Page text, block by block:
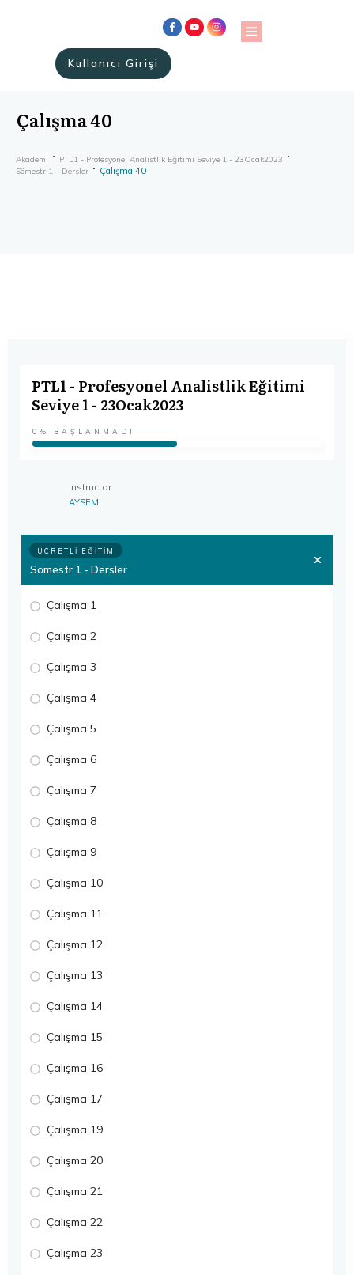
Kullanıcı Girişi
Çalışma 40
Akademi
PTL1 - Profesyonel Analistlik Eğitimi Seviye 1 - 23Ocak2023
Sömestr 1 – Dersler
Çalışma 40
PTL1 - Profesyonel Analistlik Eğitimi
Seviye 1 - 23Ocak2023
0% BAŞLANMADI
Instructor
AYSEM
ÜCRETLI EĞITIM
Sömestr 1 - Dersler
Çalışma 1
Çalışma 2
Çalışma 3
Çalışma 4
Çalışma 5
Çalışma 6
Çalışma 7
Çalışma 8
Çalışma 9
Çalışma 10
Çalışma 11
Çalışma 12
Çalışma 13
Çalışma 14
Çalışma 15
Çalışma 16
Çalışma 17
Çalışma 19
Çalışma 20
Çalışma 21
Çalışma 22
Çalışma 23